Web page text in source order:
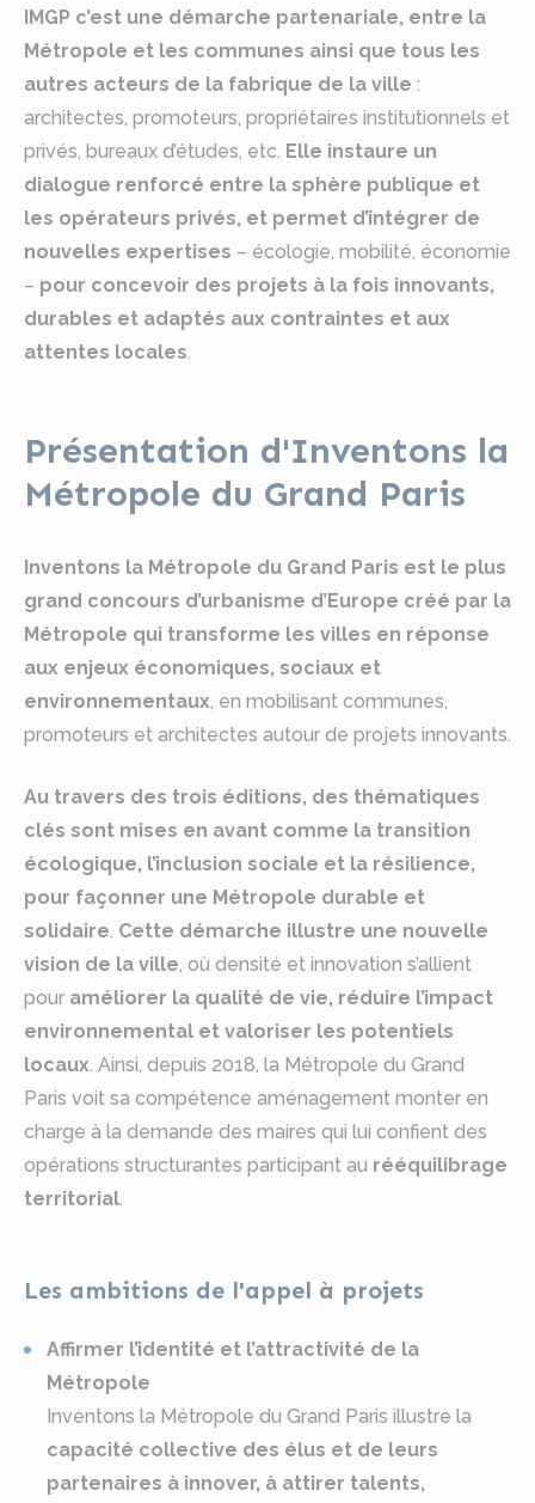
IMGP c’est une démarche partenariale, entre la
Métropole et les communes ainsi que tous les
autres acteurs de la fabrique de la ville :
architectes, promoteurs, propriétaires institutionnels et
privés, bureaux d’études, etc. Elle instaure un
dialogue renforcé entre la sphère publique et
les opérateurs privés, et permet d’intégrer de
nouvelles expertises – écologie, mobilité, économie
– pour concevoir des projets à la fois innovants,
durables et adaptés aux contraintes et aux
attentes locales.
Présentation d'Inventons la
Métropole du Grand Paris
Inventons la Métropole du Grand Paris est le plus
grand concours d’urbanisme d’Europe créé par la
Métropole qui transforme les villes en réponse
aux enjeux économiques, sociaux et
environnementaux, en mobilisant communes,
promoteurs et architectes autour de projets innovants.
Au travers des trois éditions, des thématiques
clés sont mises en avant comme la transition
écologique, l’inclusion sociale et la résilience,
pour façonner une Métropole durable et
solidaire. Cette démarche illustre une nouvelle
vision de la ville, où densité et innovation s’allient
pour améliorer la qualité de vie, réduire l’impact
environnemental et valoriser les potentiels
locaux. Ainsi, depuis 2018, la Métropole du Grand
Paris voit sa compétence aménagement monter en
charge à la demande des maires qui lui confient des
opérations structurantes participant au rééquilibrage
territorial.
Les ambitions de l'appel à projets
Affirmer l’identité et l’attractivité de la
Métropole
Inventons la Métropole du Grand Paris illustre la
capacité collective des élus et de leurs
partenaires à innover, à attirer talents,